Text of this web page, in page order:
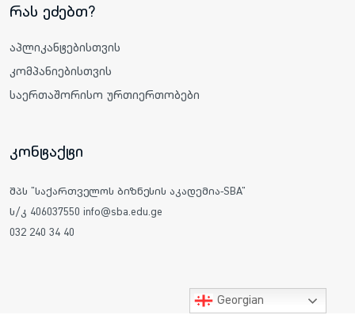
რას ეძებთ?
აპლიკანტებისთვის
კომპანიებისთვის
საერთაშორისო ურთიერთობები
კონტაქტი
შპს "საქართველოს ბიზნესის აკადემია-SBA"
ს/კ 406037550 info@sba.edu.ge
032 240 34 40
Georgian